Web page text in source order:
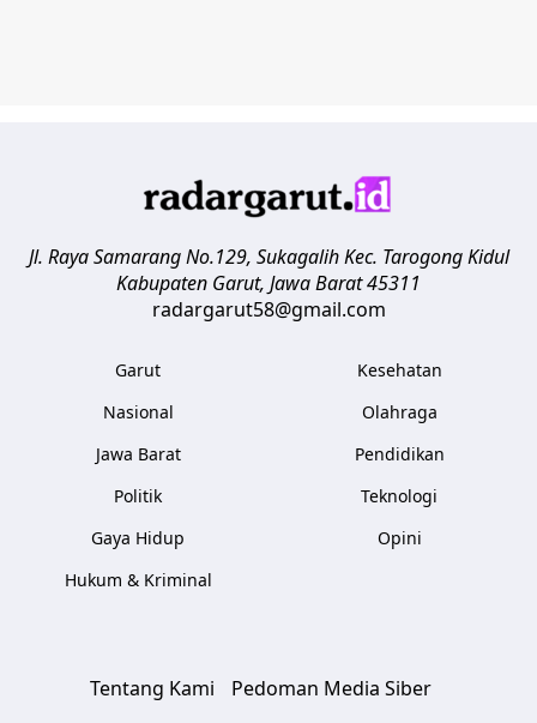
Jl. Raya Samarang No.129, Sukagalih Kec. Tarogong Kidul
Kabupaten Garut, Jawa Barat45311
radargarut58@gmail.com
Garut
Nasional
Jawa Barat
Politik
Gaya Hidup
Hukum & Kriminal
Kesehatan
Olahraga
Pendidikan
Teknologi
Opini
Tentang Kami
Pedoman Media Siber